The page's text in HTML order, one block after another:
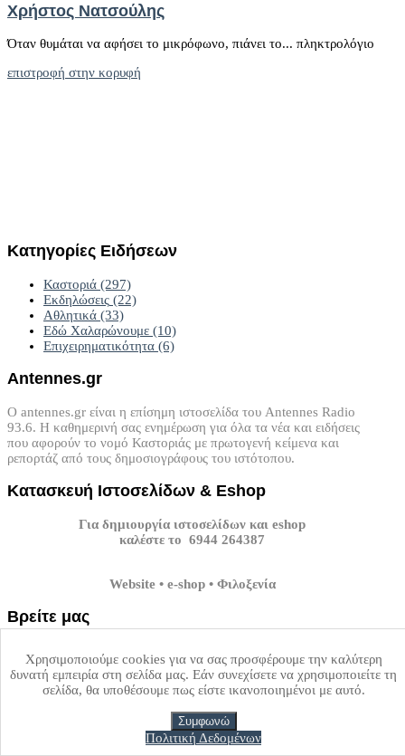
Χρήστος Νατσούλης
Όταν θυμάται να αφήσει το μικρόφωνο, πιάνει το... πληκτρολόγιο
επιστροφή στην κορυφή
Κατηγορίες Ειδήσεων
Καστοριά (297)
Εκδηλώσεις (22)
Αθλητικά (33)
Εδώ Χαλαρώνουμε (10)
Επιχειρηματικότητα (6)
Antennes.gr
Ο antennes.gr είναι η επίσημη ιστοσελίδα του Antennes Radio
93.6. Η καθημερινή σας ενημέρωση για όλα τα νέα και ειδήσεις
που αφορούν το νομό Καστοριάς με πρωτογενή κείμενα και
ρεπορτάζ από τους δημοσιογράφους του ιστότοπου.
Κατασκευή Ιστοσελίδων & Eshop
Για δημιουργία ιστοσελίδων και eshop
καλέστε το 6944 264387
Website • e-shop • Φιλοξενία
Βρείτε μας
Facebook TwitterYoutube GPlus Instagram
2026 All rights reserved.
Χρησιμοποιούμε cookies για να σας προσφέρουμε την καλύτερη
δυνατή εμπειρία στη σελίδα μας. Εάν συνεχίσετε να χρησιμοποιείτε τη
σελίδα, θα υποθέσουμε πως είστε ικανοποιημένοι με αυτό.
Συμφωνώ
Πολιτική Δεδομένων